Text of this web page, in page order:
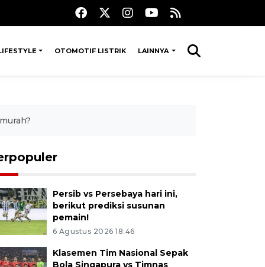
OTOMOTIF LISTRIK LAINNYA
Persib vs Persebaya hari ini,
berikut prediksi susunan
pemain!
6 Agustus 2026 18:46
Klasemen Tim Nasional Sepak
Bola Singapura vs Timnas